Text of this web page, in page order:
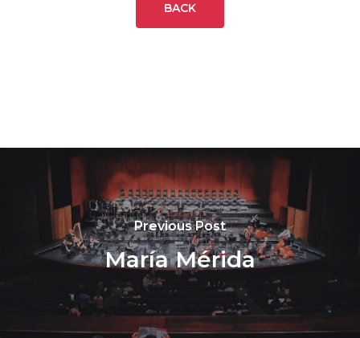
BACK
Previous Post
María Mérida